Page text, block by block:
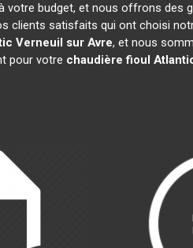
votre budget, et nous offrons des
clients satisfaits qui ont choisi
Verneuil sur Avre, et nous
pour votre chaudière fioul